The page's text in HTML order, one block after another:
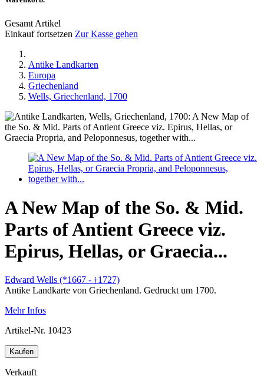
Gesamt Artikel
Einkauf fortsetzen Zur Kasse gehen
Antike Landkarten
Europa
Griechenland
Wells, Griechenland, 1700
A New Map of the So. & Mid.
Parts of Antient Greece viz.
Epirus, Hellas, or Graecia...
Edward Wells (*1667 - †1727)
Antike Landkarte von Griechenland. Gedruckt um 1700.
Mehr Infos
Artikel-Nr. 10423
Kaufen
Verkauft